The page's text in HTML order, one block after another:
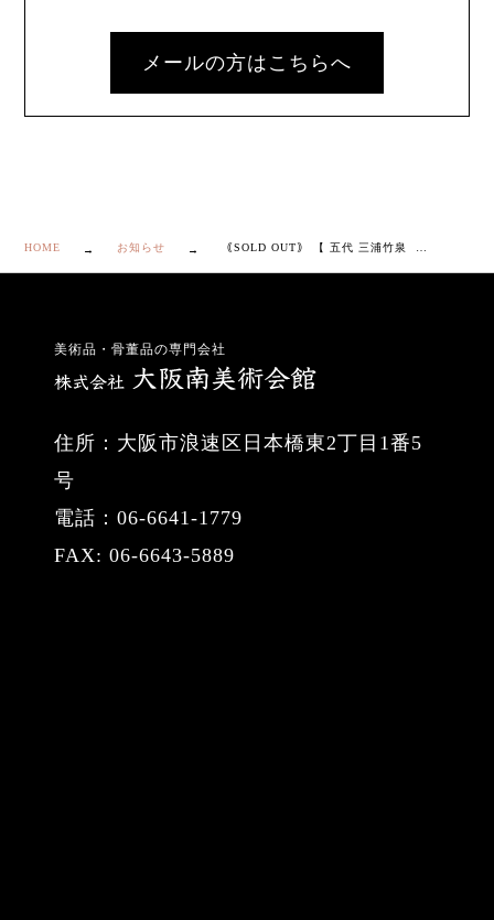
メールの方はこちらへ
HOME お知らせ
美術品・骨董品の専門会社
住所：大阪市浪速区日本橋東2丁目1番5
号
電話：06-6641-1779
FAX: 06-6643-5889